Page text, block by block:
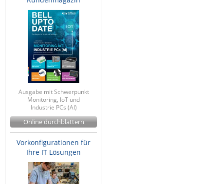
Ausgabe mit Schwerpunkt
Monitoring, IoT und
Industrie PCs (AI)
Online durchblättern
Vorkonfigurationen für
Ihre IT Lösungen